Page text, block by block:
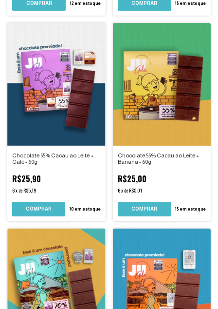
12 em estoque 15 em estoque
Chocolate 55% Cacau ao Leite +
Café - 60g
R$25,90
6xdeR$5,19
10 em estoque
Chocolate 55% Cacau ao Leite +
Banana - 60g
R$25,00
6xdeR$5,01
15 em estoque